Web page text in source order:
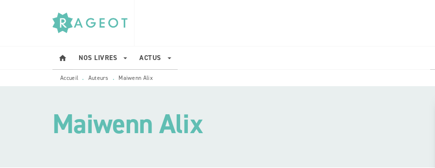
MENU RECHERCHE
home NOS LIVRES arrow_drop_down ACTUS arrow_drop_down
Accueil • Auteurs • Maiwenn Alix
Maiwenn Alix